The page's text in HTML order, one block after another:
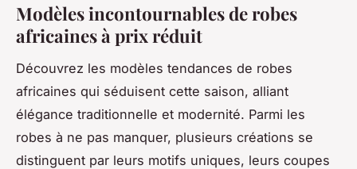
Modèles incontournables de robes
africaines à prix réduit
Découvrez les modèles tendances de robes
africaines qui séduisent cette saison, alliant
élégance traditionnelle et modernité. Parmi les
robes à ne pas manquer, plusieurs créations se
distinguent par leurs motifs uniques, leurs coupes